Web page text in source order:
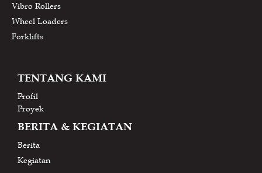
Vibro Rollers
Wheel Loaders
Forklifts
TENTANG KAMI
Profil
Proyek
BERITA & KEGIATAN
Berita
Kegiatan